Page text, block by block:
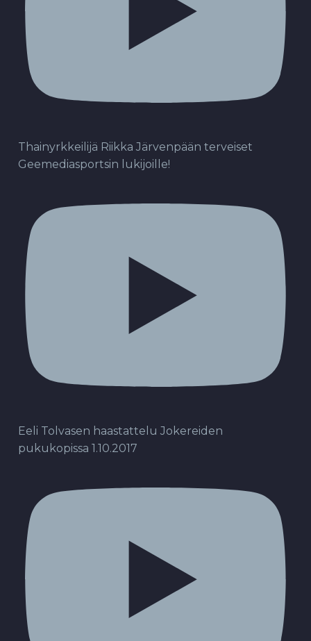
Thainyrkkeilijä Riikka Järvenpään terveiset
Geemediasportsin lukijoille!
Eeli Tolvasen haastattelu Jokereiden
pukukopissa 1.10.2017